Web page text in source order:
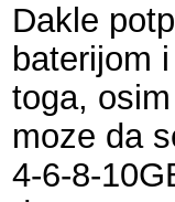
Dakle
baterijom
toga,
moze da
4-6-8-